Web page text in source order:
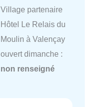
Village partenaire
Hôtel Le Relais du
Moulin à Valençay
ouvert dimanche :
non renseigné